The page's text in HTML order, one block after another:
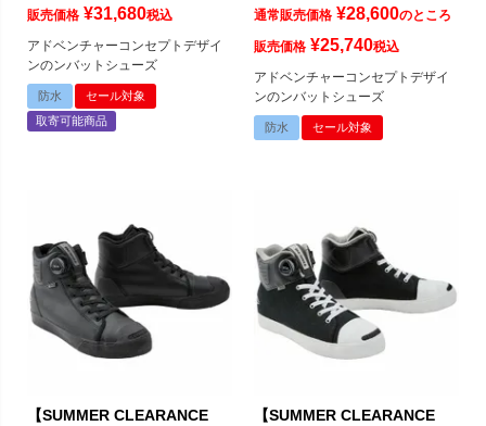
販売価格 ¥31,680税込
アドベンチャーコンセプトデザイ
ンのンバットシューズ
防水
セール対象
取寄可能商品
通常販売価格 ¥28,600のところ
販売価格 ¥25,740税込
アドベンチャーコンセプトデザイ
ンのンバットシューズ
防水 セール対象
【SUMMER CLEARANCE
【SUMMER CLEARANCE